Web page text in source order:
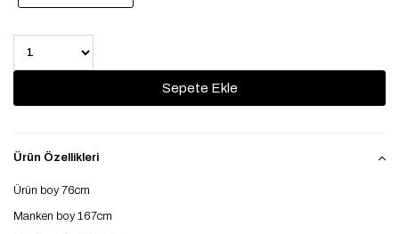
Ürün Özellikleri
Ürün boy 76cm
Manken boy 167cm